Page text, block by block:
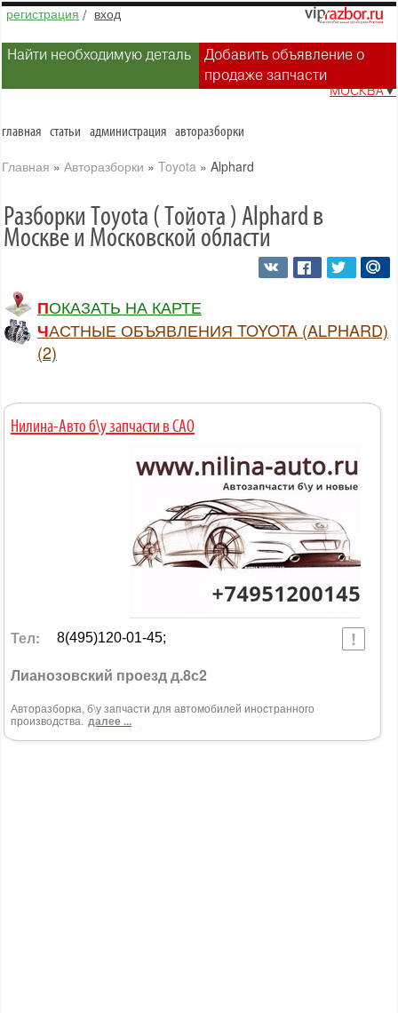
регистрация / вход
Найти необходимую деталь
Добавить объявление о
продаже запчасти
МОСКВА▼
главная статьи администрация авторазборки
Главная » Авторазборки » Toyota » Alphard
Разборки Toyota ( Тойота ) Alphard в
Москве и Московской области
ПОКАЗАТЬ НА КАРТЕ
ЧАСТНЫЕ ОБЪЯВЛЕНИЯ TOYOTA (ALPHARD)
(2)
Нилина-Авто б\у запчасти в САО
Тел: 8(495)120-01-45;
Лианозовский проезд д.8с2
Авторазборка, б\у запчасти для автомобилей иностранного
производства. далее ...